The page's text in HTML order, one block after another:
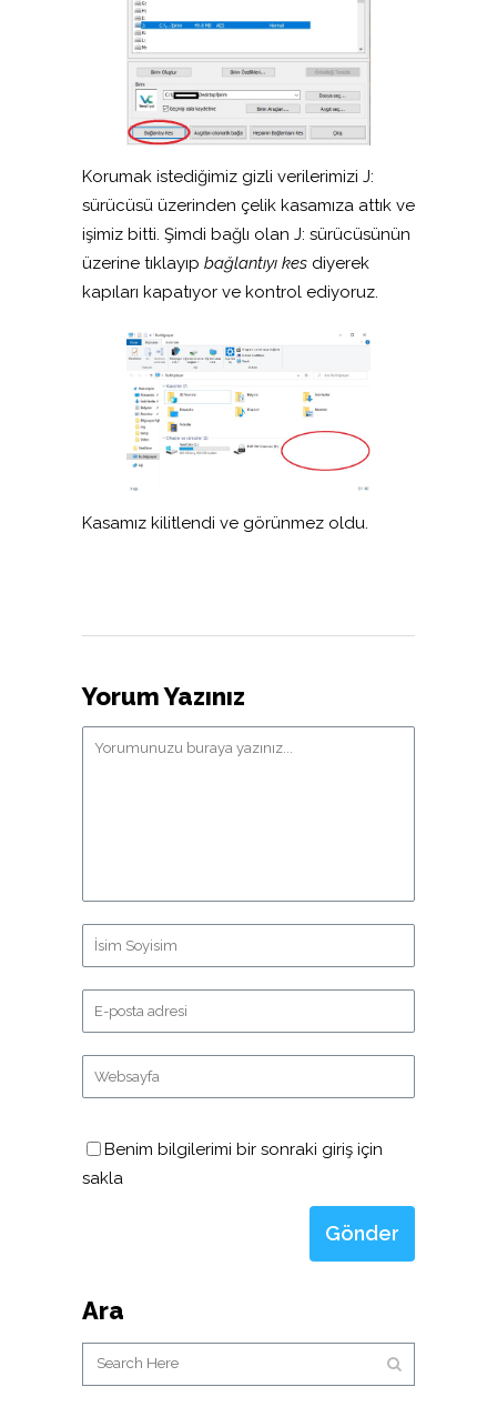
Korumak istediğimiz gizli verilerimizi J:
sürücüsü üzerinden çelik kasamıza attık ve
işimiz bitti. Şimdi bağlı olan J: sürücüsünün
üzerine tıklayıp bağlantıyı kes diyerek
kapıları kapatıyor ve kontrol ediyoruz.
Kasamız kilitlendi ve görünmez oldu.
Yorum Yazınız
Benim bilgilerimi bir sonraki giriş için
sakla
Ara